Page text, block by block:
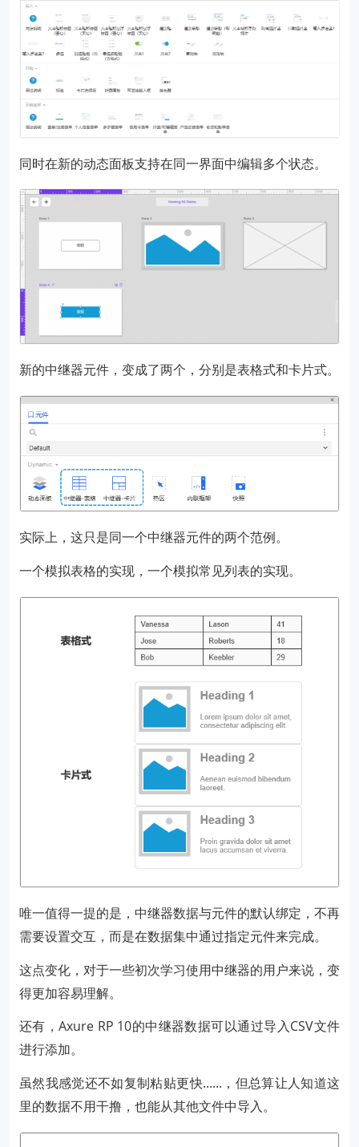
同时在新的动态面板支持在同一界面中编辑多个状态。
新的中继器元件，变成了两个，分别是表格式和卡片式。
实际上，这只是同一个中继器元件的两个范例。
一个模拟表格的实现，一个模拟常见列表的实现。
唯一值得一提的是，中继器数据与元件的默认绑定，不再
需要设置交互，而是在数据集中通过指定元件来完成。
这点变化，对于一些初次学习使用中继器的用户来说，变
得更加容易理解。
还有，Axure RP 10的中继器数据可以通过导入CSV文件
进行添加。
虽然我感觉还不如复制粘贴更快......，但总算让人知道这
里的数据不用干撸，也能从其他文件中导入。